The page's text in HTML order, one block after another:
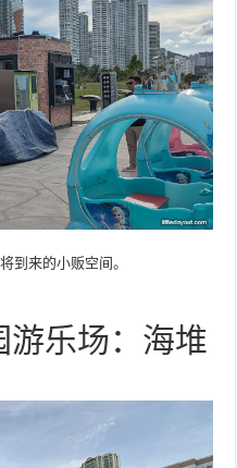
到来的小贩空间。
游乐场：海堆